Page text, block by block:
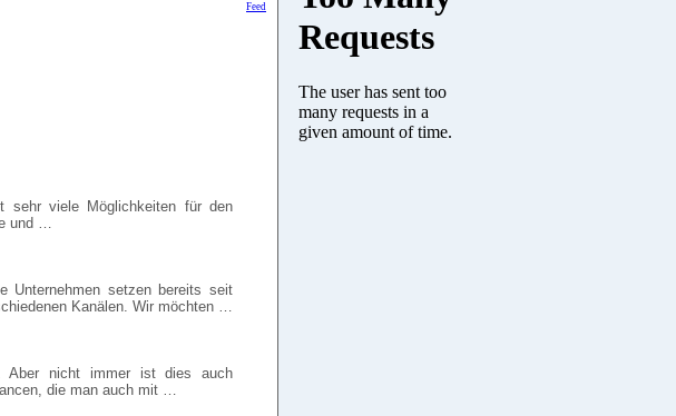
sehr viele Möglichkeiten für den
und …
Unternehmen setzen bereits seit
Kanälen. Wir möchten …
Aber nicht immer ist dies auch
die man auch mit …